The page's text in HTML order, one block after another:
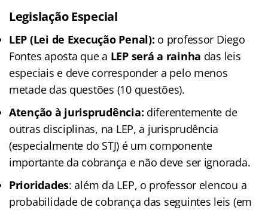
Legislação Especial
LEP (Lei de Execução Penal): o professor Diego
Fontes aposta que a LEP será a rainha das leis
especiais e deve corresponder a pelo menos
metade das questões (10 questões).
Atenção à jurisprudência: diferentemente de
outras disciplinas, na LEP, a jurisprudência
(especialmente do STJ) é um componente
importante da cobrança e não deve ser ignorada.
Prioridades: além da LEP, o professor elencou a
probabilidade de cobrança das seguintes leis (em